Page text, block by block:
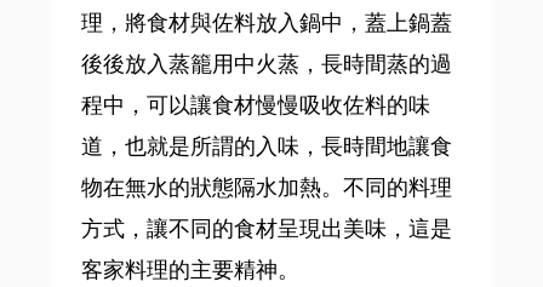
理，將食材與佐料放入鍋中，蓋上鍋蓋
後後放入蒸籠用中火蒸，長時間蒸的過
程中，可以讓食材慢慢吸收佐料的味
道，也就是所謂的入味，長時間地讓食
物在無水的狀態隔水加熱。不同的料理
方式，讓不同的食材呈現出美味，這是
客家料理的主要精神。